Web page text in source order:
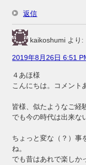
返信
kaikoshumi より:
2019年8月26日 6:51
４あほ様
こんにちは。コメント
皆様、似たようなご経
でも今の時代は出来な
ちょっと変な（？）事
ね。
でも昔はあれで楽しか